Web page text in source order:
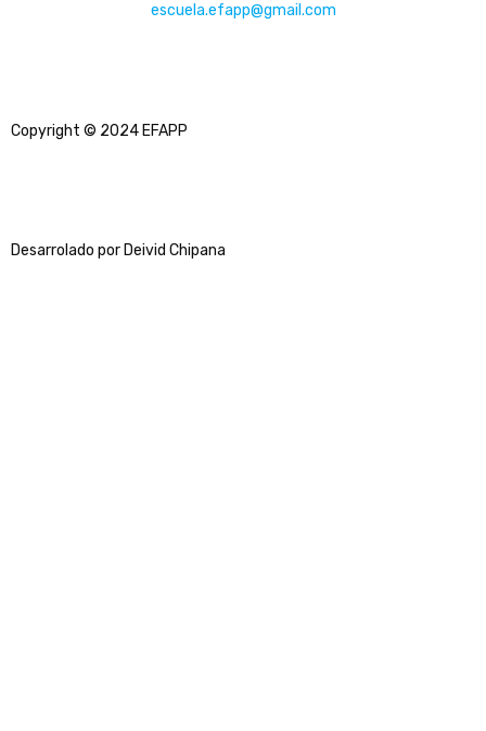
escuela.efapp@gmail.com
Copyright © 2024 EFAPP
Desarrolado por Deivid Chipana